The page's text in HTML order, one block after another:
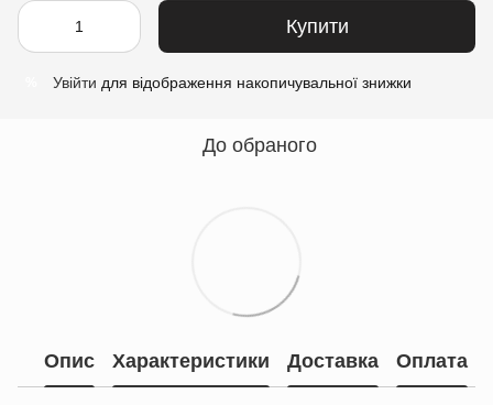
Купити
Увійти для відображення накопичувальної знижки
До обраного
Опис Характеристики Доставка Оплата